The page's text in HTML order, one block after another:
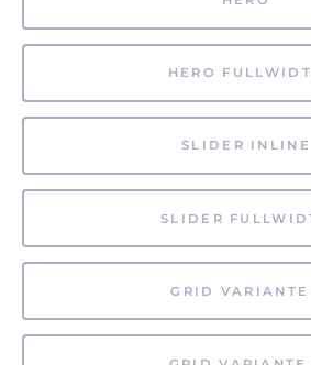
HERO
SLIDER INLINE
SLIDER
GRID VARIANTE